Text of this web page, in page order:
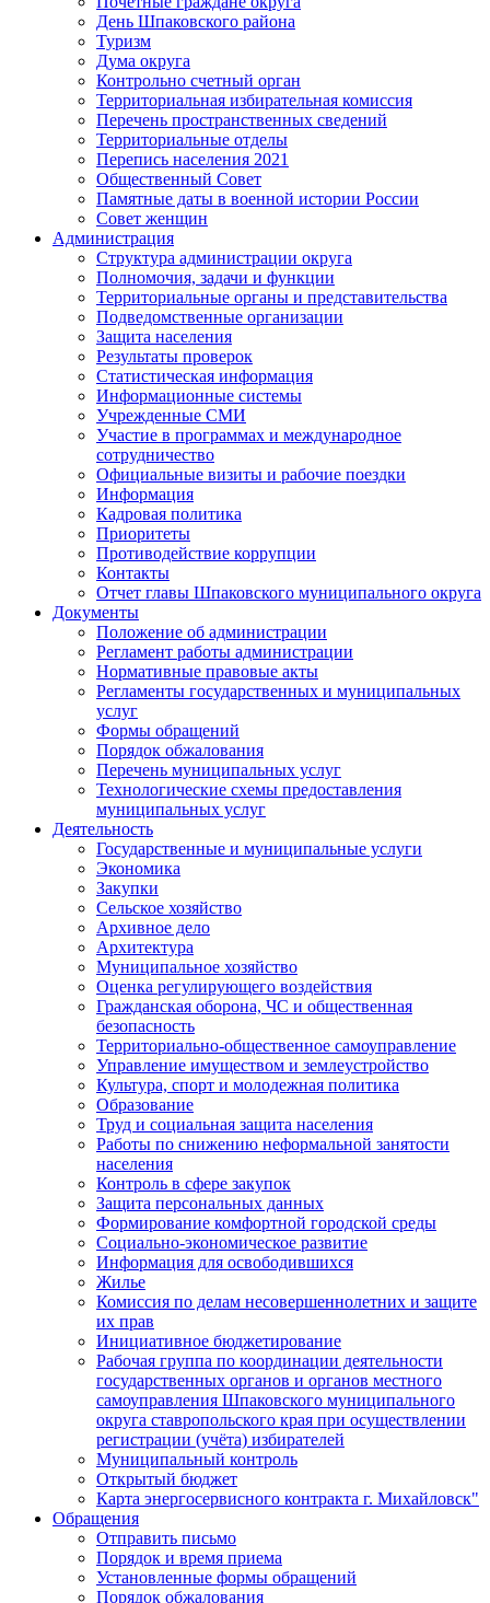
День Шпаковского района
Туризм
Дума округа
Контрольно счетный орган
Территориальная избирательная комиссия
Перечень пространственных сведений
Территориальные отделы
Перепись населения 2021
Общественный Совет
Памятные даты в военной истории России
Совет женщин
Администрация
Структура администрации округа
Полномочия, задачи и функции
Территориальные органы и представительства
Подведомственные организации
Защита населения
Результаты проверок
Статистическая информация
Информационные системы
Учрежденные СМИ
Участие в программах и международное
сотрудничество
Официальные визиты и рабочие поездки
Информация
Кадровая политика
Приоритеты
Противодействие коррупции
Контакты
Отчет главы Шпаковского муниципального округа
Документы
Положение об администрации
Регламент работы администрации
Нормативные правовые акты
Регламенты государственных и муниципальных
услуг
Формы обращений
Порядок обжалования
Перечень муниципальных услуг
Технологические схемы предоставления
муниципальных услуг
Деятельность
Государственные и муниципальные услуги
Экономика
Закупки
Сельское хозяйство
Архивное дело
Архитектура
Муниципальное хозяйство
Оценка регулирующего воздействия
Гражданская оборона, ЧС и общественная
безопасность
Территориально-общественное самоуправление
Управление имуществом и землеустройство
Культура, спорт и молодежная политика
Образование
Труд и социальная защита населения
Работы по снижению неформальной занятости
населения
Контроль в сфере закупок
Защита персональных данных
Формирование комфортной городской среды
Социально-экономическое развитие
Информация для освободившихся
Жилье
Комиссия по делам несовершеннолетних и защите
их прав
Инициативное бюджетирование
Рабочая группа по координации деятельности
государственных органов и органов местного
самоуправления Шпаковского муниципального
округа ставропольского края при осуществлении
регистрации (учёта) избирателей
Муниципальный контроль
Открытый бюджет
Карта энергосервисного контракта г. Михайловск"
Обращения
Отправить письмо
Порядок и время приема
Установленные формы обращений
Порядок обжалования